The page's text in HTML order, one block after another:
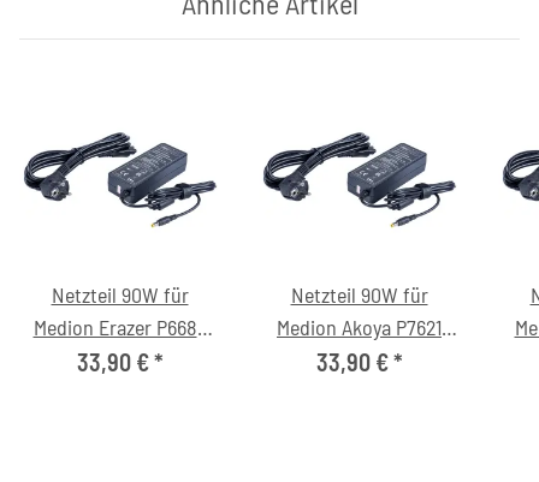
Netzteil 90W für
Medion Erazer P6689
(MD60907) Notebook
33,90 €*
Netzteil 90W für
Medion Akoya P7621
(MD98026) Notebook
33,90 €*